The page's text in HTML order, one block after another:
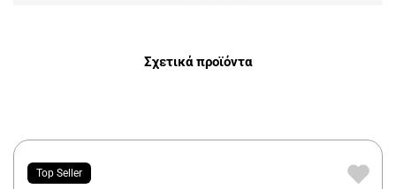
Σχετικά προϊόντα
Top Seller